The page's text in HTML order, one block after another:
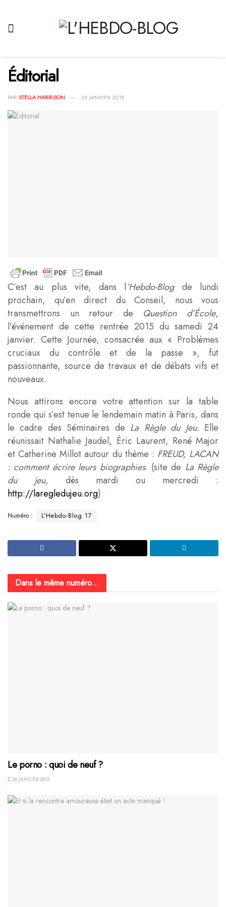
Éditorial
PAR STELLA HARRISON 26 JANVIER 2015
C’est au plus vite, dans l’Hebdo-Blogde lundi
prochain, qu’en direct du Conseil, nous vous
transmettrons un retour de Question d’École,
l’événement de cette rentrée 2015 du samedi 24
janvier. Cette Journée, consacrée aux « Problèmes
cruciaux du contrôle et de la passe », fut
passionnante, source de travaux et de débats vifs et
nouveaux.
Nous attirons encore votre attention sur la table
ronde qui s’est tenue le lendemain matin à Paris, dans
le cadre des Séminaires de La Règle du Jeu. Elle
réunissait Nathalie Jaudel, Éric Laurent, René Major
et Catherine Millot autour du thème : FREUD, LACAN
: comment écrire leurs biographies. (site de La Règle
du
jeu, dès mardi ou mercredi :
http://laregledujeu.org)
Numéro : L'Hebdo-Blog 17
Dans le même numéro...
Le porno : quoi de neuf ?
26 JANVIER 2015